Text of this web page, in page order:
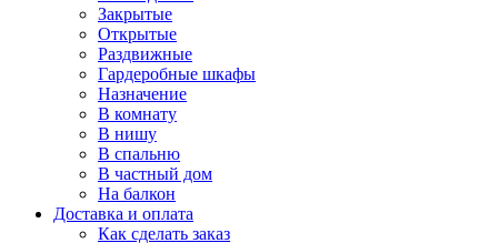
Закрытые
Открытые
Раздвижные
Гардеробные шкафы
Назначение
В комнату
В нишу
В спальню
В частный дом
На балкон
Доставка и оплата
Как сделать заказ